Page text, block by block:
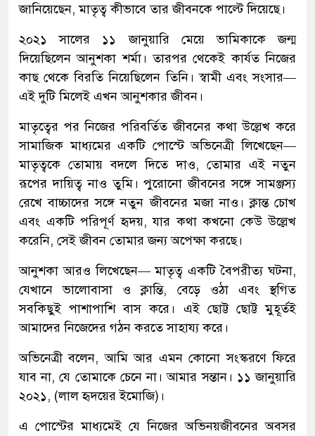
জানিয়েছেন, মাতৃত্ব কীভাবে তার জীবনকে পাল্টে দিয়েছে।
২০২১ সালের ১১ জানুয়ারি মেয়ে ভামিকাকে জন্ম
দিয়েছিলেন আনুশকা শর্মা। তারপর থেকেই কার্যত নিজের
কাছ থেকে বিরতি নিয়েছিলেন তিনি। স্বামী এবং সংসার—
এই দুটি মিলেই এখন আনুশকার জীবন।
মাতৃত্বের পর নিজের পরিবর্তিত জীবনের কথা উল্লেখ করে
সামাজিক মাধ্যমের একটি পোস্টে অভিনেত্রী লিখেছেন—
মাতৃত্বকে তোমায় বদলে দিতে দাও, তোমার এই নতুন
রূপের দায়িত্ব নাও তুমি। পুরোনো জীবনের সঙ্গে সামঞ্জস্য
রেখে বাচ্চাদের সঙ্গে নতুন জীবনের মজা নাও। ক্লান্ত চোখ
এবং একটি পরিপূর্ণ হৃদয়, যার কথা কখনো কেউ উল্লেখ
করেনি, সেই জীবন তোমার জন্য অপেক্ষা করছে।
আনুশকা আরও লিখেছেন— মাতৃত্ব একটি বৈপরীত্য ঘটনা,
যেখানে ভালোবাসা ও ক্লান্তি, বেড়ে ওঠা এবং স্থগিত
সবকিছুই পাশাপাশি বাস করে। এই ছোট্ট ছোট্ট মুহূর্তই
আমাদের নিজেদের গঠন করতে সাহায্য করে।
অভিনেত্রী বলেন, আমি আর এমন কোনো সংস্করণে ফিরে
যাব না, যে তোমাকে চেনে না। আমার সন্তান। ১১ জানুয়ারি
২০২১, (লাল হৃদয়ের ইমোজি)।
এ পোস্টের মাধ্যমেই যে নিজের অভিনয়জীবনের অবসর